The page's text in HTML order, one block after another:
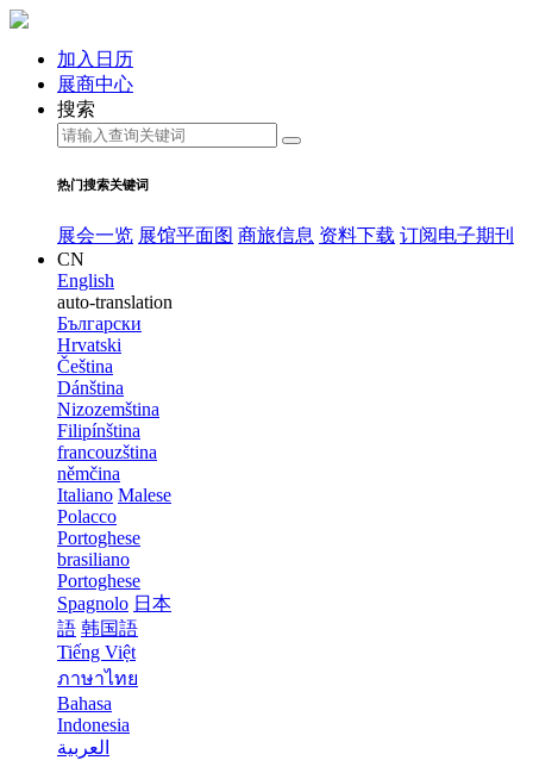
加入日历
展商中心
搜索
热门搜索关键词
展会一览 展馆平面图 商旅信息 资料下载 订阅电子期刊
CN
English
auto-translation
Български
Hrvatski
Čeština
Dánština
Nizozemština
Filipínština
francouzština
němčina
Italiano Malese
Polacco
Portoghese
brasiliano
Portoghese
Spagnolo 日本
語 韩国語
Tiếng Việt
ภาษาไทย
Bahasa
Indonesia
العربية